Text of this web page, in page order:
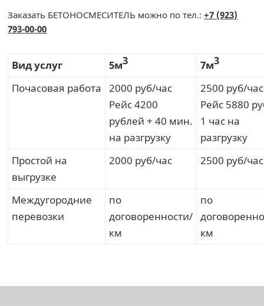
Заказать БЕТОНОСМЕСИТЕЛЬ можно по тел.:+7 (923)
793-00-00
Вид услуг 5м3 7м3
Почасовая работа
2000 руб/час
Рейс 4200
рублей + 40 мин.
на разгрузку
2500 руб/час
Рейс 5880
1 час на
разгрузку
Простой на
выгрузке
2000 руб/час 2500 руб/час
Междугородние
перевозки
по
договоренности/
км
по
км